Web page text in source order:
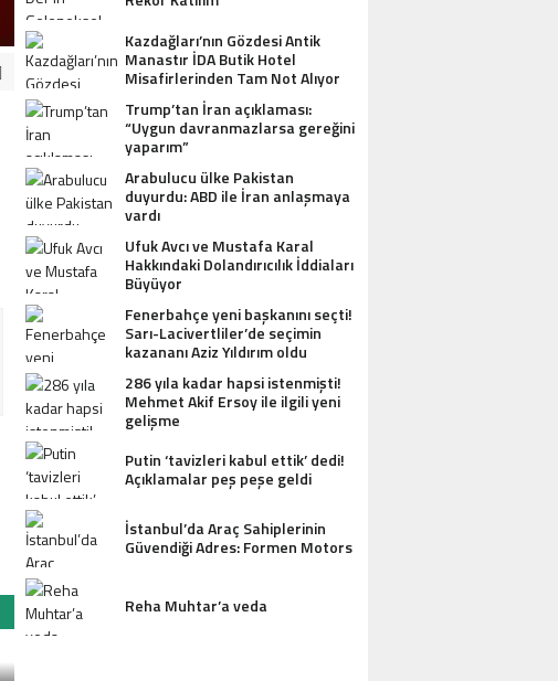
Kazdağları’nın Gözdesi Antik
Manastır İDA Butik Hotel
Misafirlerinden Tam Not Alıyor
Trump’tan İran açıklaması:
“Uygun davranmazlarsa gereğini
yaparım”
Arabulucu ülke Pakistan
duyurdu: ABD ile İran anlaşmaya
vardı
Ufuk Avcı ve Mustafa Karal
Hakkındaki Dolandırıcılık İddiaları
Büyüyor
Fenerbahçe yeni başkanını seçti!
Sarı-Lacivertliler’de seçimin
kazananı Aziz Yıldırım oldu
286 yıla kadar hapsi istenmişti!
Mehmet Akif Ersoy ile ilgili yeni
gelişme
Putin ‘tavizleri kabul ettik’ dedi!
Açıklamalar peş peşe geldi
İstanbul’da Araç Sahiplerinin
Güvendiği Adres: Formen Motors
Reha Muhtar’a veda